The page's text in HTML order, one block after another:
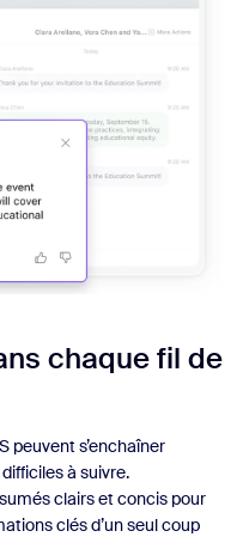
chaque fil de
peuvent s’enchaîner
à suivre.
clairs et concis pour
clés d’un seul coup